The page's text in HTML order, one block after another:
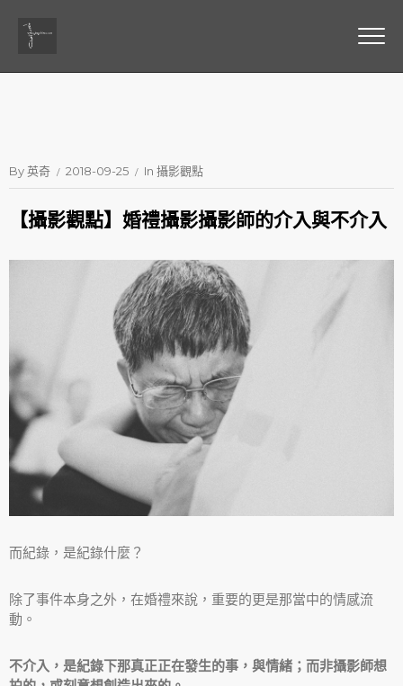
By英奇 2018-09-25 In 攝影觀點
【攝影觀點】婚禮攝影攝影師的介入與不介入
而紀錄，是紀錄什麼？
除了事件本身之外，在婚禮來說，重要的更是那當中的情感流
動。
不介入，是紀錄下那真正正在發生的事，與情緒；而非攝影師想